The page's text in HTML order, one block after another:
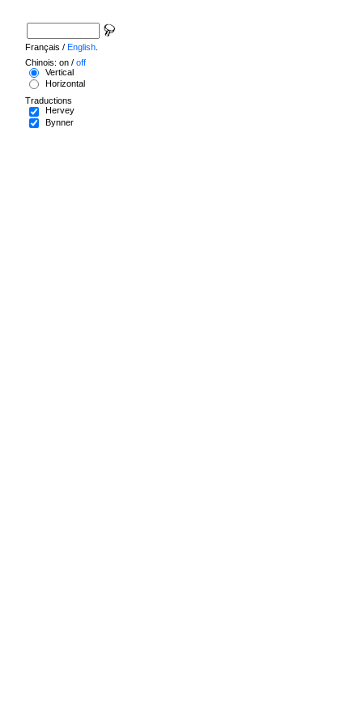
Français / English
Chinois: on / off
Vertical
Horizontal
Traductions
Hervey
Bynner